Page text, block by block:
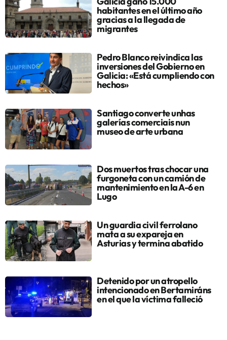
habitantes en el último año
gracias a la llegada de
migrantes
Pedro Blanco reivindica las
inversiones del Gobierno en
Galicia: «Está cumpliendo con
hechos»
Santiago converte unhas
galerías comerciais nun
museo de arte urbana
Dos muertos tras chocar una
furgoneta con un camión de
mantenimiento en la A-6 en
Lugo
Un guardia civil ferrolano
mata a su expareja en
Asturias y termina abatido
Detenido por un atropello
intencionado en Bertamiráns
en el que la víctima falleció